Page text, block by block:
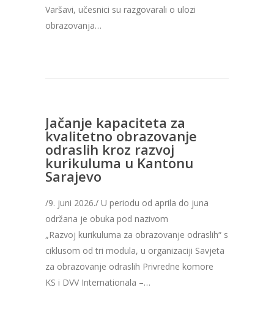
Varšavi, učesnici su razgovarali o ulozi
obrazovanja…
Jačanje kapaciteta za
kvalitetno obrazovanje
odraslih kroz razvoj
kurikuluma u Kantonu
Sarajevo
/9. juni 2026./ U periodu od aprila do juna
održana je obuka pod nazivom
„Razvoj kurikuluma za obrazovanje odraslih“ s
ciklusom od tri modula, u organizaciji Savjeta
za obrazovanje odraslih Privredne komore
KS i DVV Internationala –…